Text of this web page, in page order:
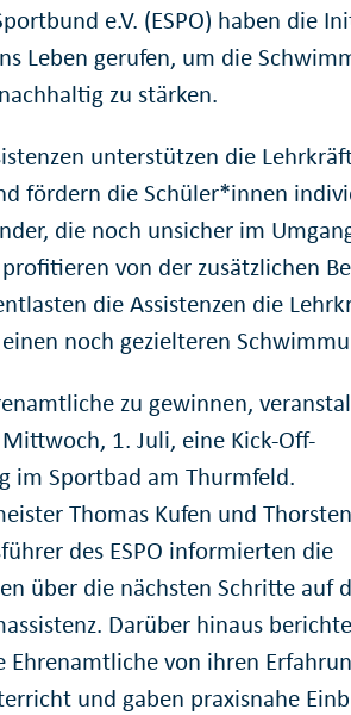
e.V. (ESPO) haben die
Leben gerufen, um die
zu stärken.
unterstützen die
fördern die Schüler*innen
die noch unsicher im
von der zusätzlichen
die Assistenzen die
noch gezielteren
zu gewinnen,
1. Juli, eine Kick-Off-
im Sportbad am Thurmfeld.
Thomas Kufen und
des ESPO informierten die
über die nächsten Schritte auf
Darüber hinaus
Ehrenamtliche von ihren
und gaben praxisnahe